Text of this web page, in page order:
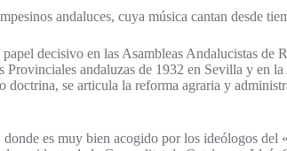
andaluces, cuya música cantan desde
decisivo en las Asambleas Andalucistas de
Provinciales andaluzas de 1932 en Sevilla y en
doctrina, se articula la reforma agraria y
es muy bien acogido por los ideólogos del